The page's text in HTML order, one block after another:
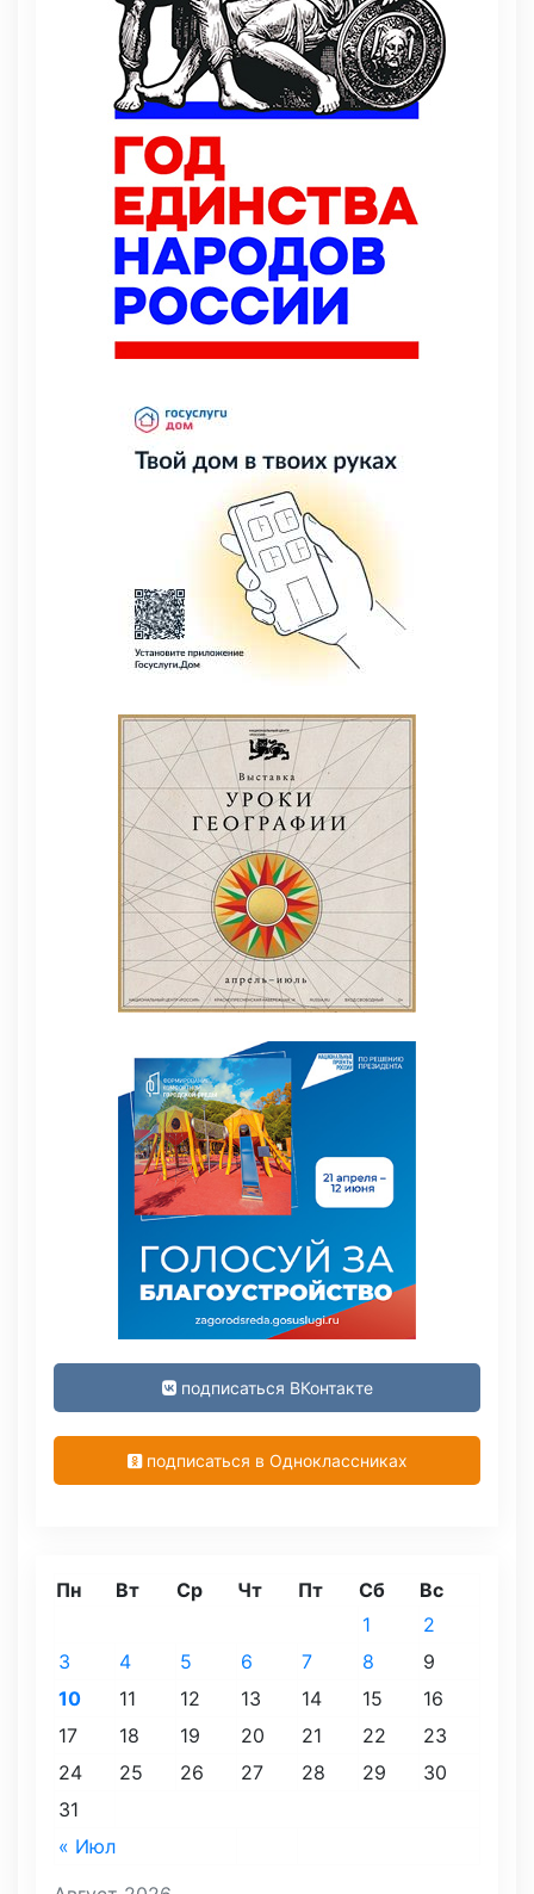
подписаться ВКонтакте
подписаться в Одноклассниках
Пн Вт Ср Чт Пт Сб Вс
« Июл
1
2
3
4 5 6 7 8
9
10
11 12 13 14 15
16
17
18 19 20 21 22
23
24
25 26 27 28 29
30
31